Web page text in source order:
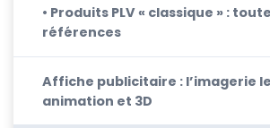
• Produits PLV « classique » :
références
Affiche publicitaire : l’imagerie
animation et 3D